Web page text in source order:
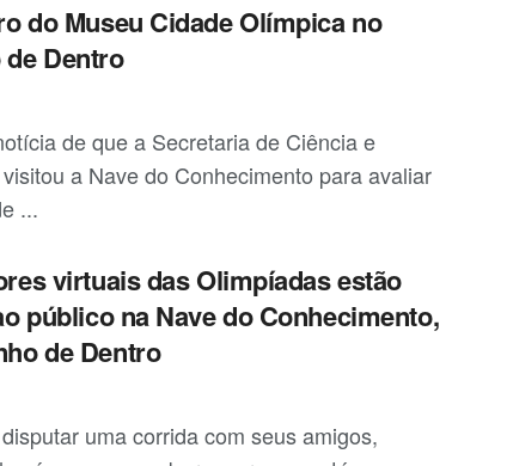
do Museu Cidade Olímpica no
Dentro
de que a Secretaria de Ciência e
a Nave do Conhecimento para avaliar
...
virtuais das Olimpíadas estão
público na Nave do Conhecimento,
de Dentro
uma corrida com seus amigos,